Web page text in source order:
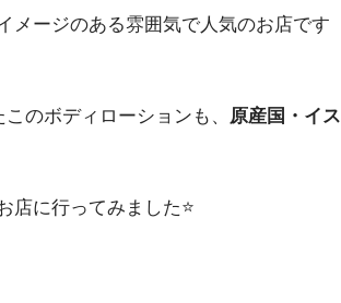
メージのある雰囲気で人気のお店です
のボディローションも、 原産国・イス
店に行ってみました⭐️